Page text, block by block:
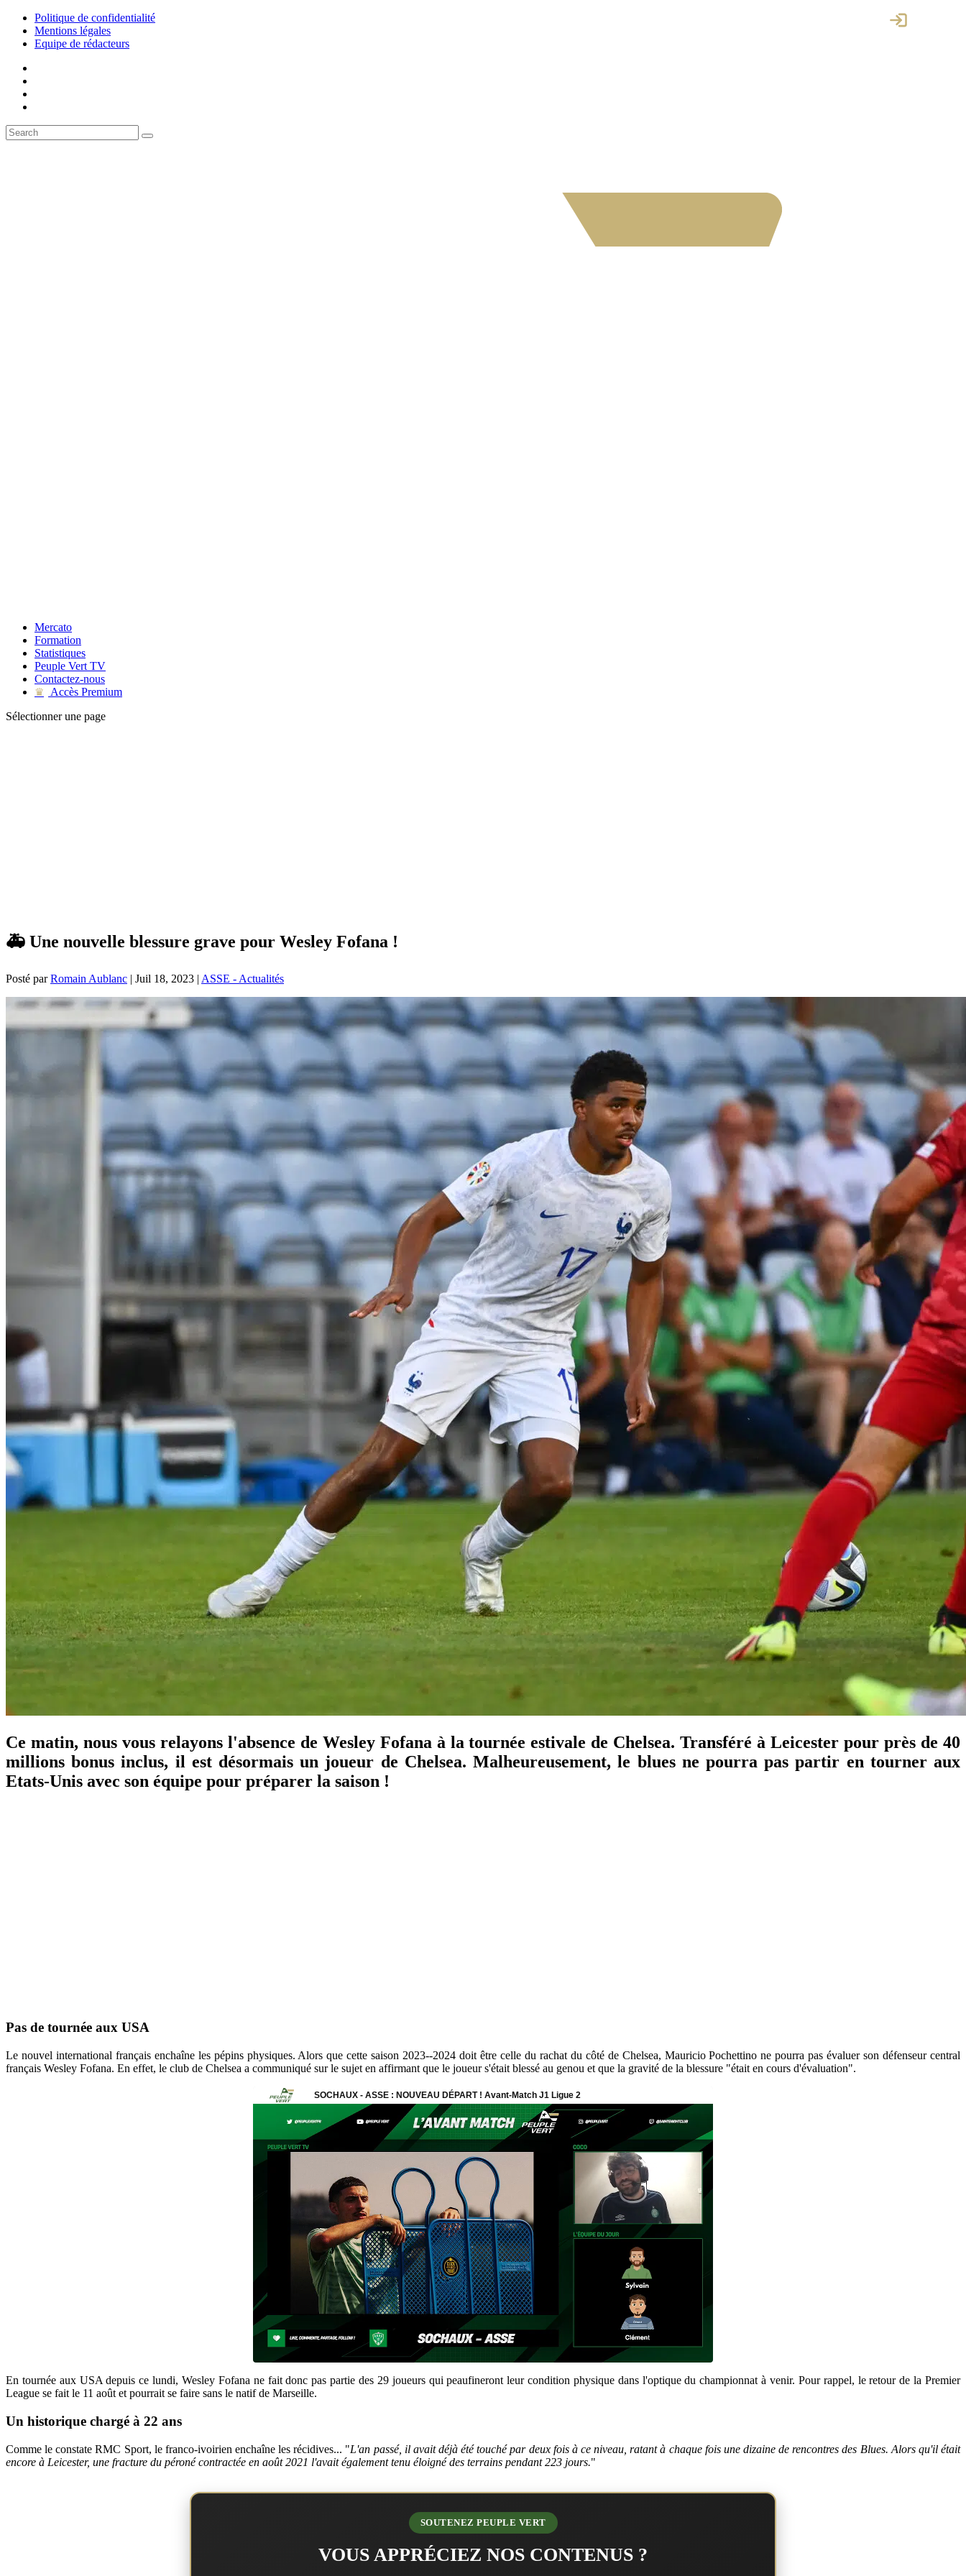
Politique de confidentialité
Mentions légales
Equipe de rédacteurs
Mercato
Formation
Statistiques
Peuple Vert TV
Contactez-nous
♛
Accès Premium
Sélectionner une page
🚑 Une nouvelle blessure grave pour Wesley Fofana !
Posté parRomain Aublanc | Juil 18, 2023 | ASSE - Actualités
Ce matin, nous vous relayons l'absence de Wesley Fofana à la tournée estivale de Chelsea. Transféré à Leicester pour près de 40
millions bonus inclus, il est désormais un joueur de Chelsea. Malheureusement, le blues ne pourra pas partir en tourner aux
Etats-Unis avec son équipe pour préparer la saison !
Pas de tournée aux USA
Le nouvel international français enchaîne les pépins physiques. Alors que cette saison 2023--2024 doit être celle du rachat du côté de Chelsea, Mauricio Pochettino ne pourra pas évaluer son défenseur central
français Wesley Fofana. En effet, le club de Chelsea a communiqué sur le sujet en affirmant que le joueur s'était blessé au genou et que la gravité de la blessure "était en cours d'évaluation".
En tournée aux USA depuis ce lundi, Wesley Fofana ne fait donc pas partie des 29 joueurs qui peaufineront leur condition physique dans l'optique du championnat à venir. Pour rappel, le retour de la Premier
League se fait le 11 août et pourrait se faire sans le natif de Marseille.
Un historique chargé à 22 ans
Comme le constate RMC Sport, le franco-ivoirien enchaîne les récidives... "L'an passé, il avait déjà été touché par deux fois à ce niveau, ratant à chaque fois une dizaine de rencontres des Blues. Alors qu'il était
encore à Leicester, une fracture du péroné contractée en août 2021 l'avait également tenu éloigné des terrains pendant 223 jours."
SOUTENEZ PEUPLE VERT
VOUS APPRÉCIEZ NOS CONTENUS ?